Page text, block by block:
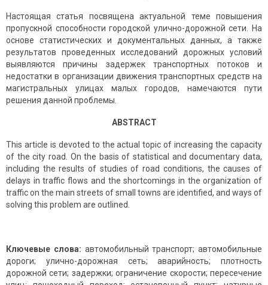
Настоящая статья посвящена актуальной теме повышения
пропускной способности городской улично-дорожной сети. На
основе статистических и документальных данных, а также
результатов проведенных исследований дорожных условий
выявляются причины задержек транспортных потоков и
недостатки в организации движения транспортных средств на
магистральных улицах малых городов, намечаются пути
решения данной проблемы.
ABSTRACT
This article is devoted to the actual topic of increasing the capacity
of the city road. On the basis of statistical and documentary data,
including the results of studies of road conditions, the causes of
delays in traffic flows and the shortcomings in the organization of
traffic on the main streets of small towns are identified, and ways of
solving this problem are outlined.
Ключевые слова: автомобильный транспорт; автомобильные
дороги; улично-дорожная сеть; аварийность; плотность
дорожной сети; задержки; ограничение скорости; пересечение